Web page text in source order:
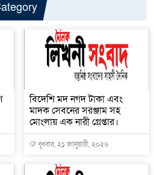
বিদেশি মদ নগদ টাকা এবং
মাদক সেবনের সরঞ্জাম সহ
মোংলায় এক নারী গ্রেপ্তার।
বুধবার, ২১ জানুয়ারী, ২০২৬